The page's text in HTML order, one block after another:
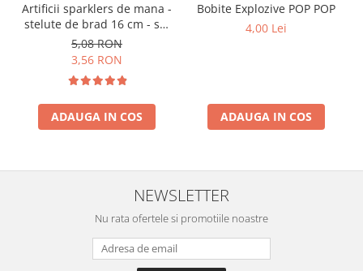
Artificii sparklers de mana -
stelute de brad 16 cm - set
10 buc
5,08 RON
3,56 RON
ADAUGA IN COS
Bobite Explozive POP POP
4,00 Lei
ADAUGA IN COS
NEWSLETTER
Nu rata ofertele si promotiile noastre